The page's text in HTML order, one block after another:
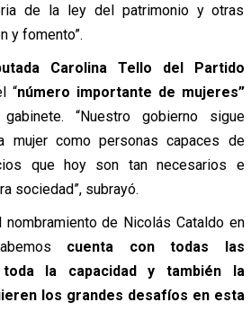
de la ley del patrimonio y otras
y fomento”.
Carolina Tello del Partido
“número importante de mujeres”
“Nuestro gobierno sigue
mujer como personas capaces de
que hoy son tan necesarios e
sociedad”, subrayó.
de Nicolás Cataldo en
cuenta con todas las
toda la capacidad y también la
los grandes desafíos en esta